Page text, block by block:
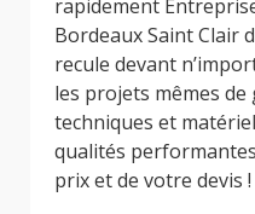
rapidement
Bordeaux Saint Clair
recule devant
les projets mêmes de
techniques et
qualités
prix et de votre devis !